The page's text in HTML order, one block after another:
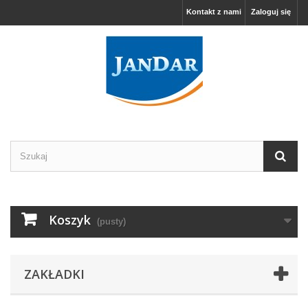
Zaloguj się
Kontakt z nami
Koszyk (pusty)
ZAKŁADKI